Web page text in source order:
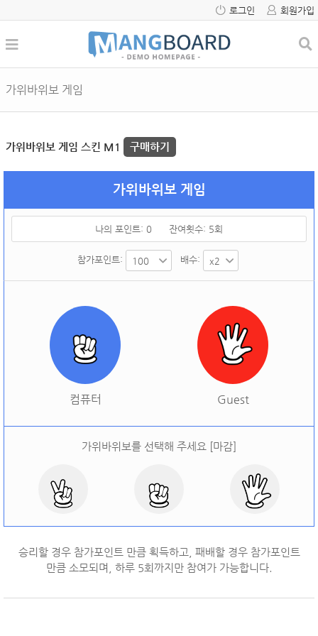
로그인 회원가입
가위바위보 게임
가위바위보 게임 스킨 M1 구매하기
가위바위보 게임
나의 포인트: 0 잔여횟수: 5회
참가포인트: 배수:
컴퓨터 Guest
가위바위보를 선택해 주세요 [마감]
오늘 승률: 오늘 결과: ]
승리할 경우 참가포인트 만큼 획득하고, 패배할 경우 참가포인트
만큼 소모되며, 하루 5회까지만 참여가 가능합니다.